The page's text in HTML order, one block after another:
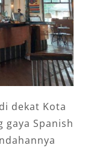
dekat Kota
gaya Spanish